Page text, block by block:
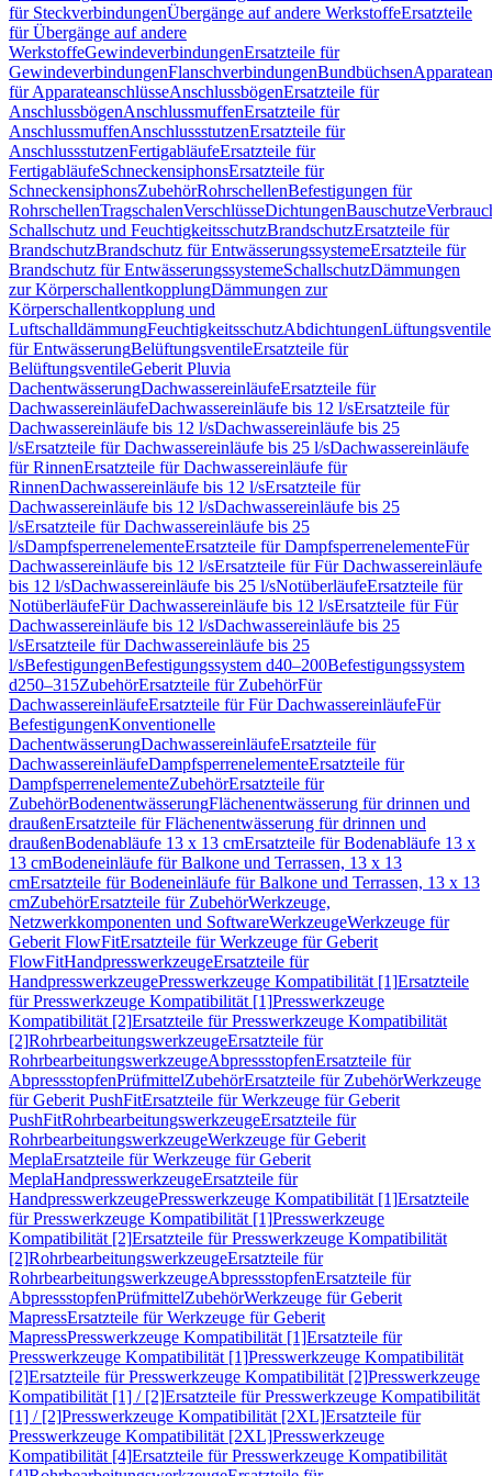
für SteckverbindungenÜbergänge auf andere WerkstoffeErsatzteile
für Übergänge auf andere
WerkstoffeGewindeverbindungenErsatzteile für
GewindeverbindungenFlanschverbindungenBundbüchsen
für ApparateanschlüsseAnschlussbögenErsatzteile für
AnschlussbögenAnschlussmuffenErsatzteile für
AnschlussmuffenAnschlussstutzenErsatzteile für
AnschlussstutzenFertigabläufeErsatzteile für
FertigabläufeSchneckensiphonsErsatzteile für
SchneckensiphonsZubehörRohrschellenBefestigungen für
RohrschellenTragschalenVerschlüsseDichtungenBauschutze
Schallschutz und FeuchtigkeitsschutzBrandschutzErsatzteile für
BrandschutzBrandschutz für EntwässerungssystemeErsatzteile für
Brandschutz für EntwässerungssystemeSchallschutzDämmungen
zur KörperschallentkopplungDämmungen zur
Körperschallentkopplung und
LuftschalldämmungFeuchtigkeitsschutzAbdichtungenLüftungsventile
für EntwässerungBelüftungsventileErsatzteile für
BelüftungsventileGeberit Pluvia
DachentwässerungDachwassereinläufeErsatzteile für
DachwassereinläufeDachwassereinläufe bis 12 l/sErsatzteile für
Dachwassereinläufe bis 12 l/sDachwassereinläufe bis 25
l/sErsatzteile für Dachwassereinläufe bis 25 l/sDachwassereinläufe
für RinnenErsatzteile für Dachwassereinläufe für
RinnenDachwassereinläufe bis 12 l/sErsatzteile für
Dachwassereinläufe bis 12 l/sDachwassereinläufe bis 25
l/sErsatzteile für Dachwassereinläufe bis 25
l/sDampfsperrenelementeErsatzteile für DampfsperrenelementeFür
Dachwassereinläufe bis 12 l/sErsatzteile für Für Dachwassereinläufe
bis 12 l/sDachwassereinläufe bis 25 l/sNotüberläufeErsatzteile für
NotüberläufeFür Dachwassereinläufe bis 12 l/sErsatzteile für Für
Dachwassereinläufe bis 12 l/sDachwassereinläufe bis 25
l/sErsatzteile für Dachwassereinläufe bis 25
l/sBefestigungenBefestigungssystem d40–200Befestigungssystem
d250–315ZubehörErsatzteile für ZubehörFür
DachwassereinläufeErsatzteile für Für DachwassereinläufeFür
BefestigungenKonventionelle
DachentwässerungDachwassereinläufeErsatzteile für
DachwassereinläufeDampfsperrenelementeErsatzteile für
DampfsperrenelementeZubehörErsatzteile für
ZubehörBodenentwässerungFlächenentwässerung für drinnen und
draußenErsatzteile für Flächenentwässerung für drinnen und
draußenBodenabläufe 13 x 13 cmErsatzteile für Bodenabläufe 13 x
13 cmBodeneinläufe für Balkone und Terrassen, 13 x 13
cmErsatzteile für Bodeneinläufe für Balkone und Terrassen, 13 x 13
cmZubehörErsatzteile für ZubehörWerkzeuge,
Netzwerkkomponenten und SoftwareWerkzeugeWerkzeuge für
Geberit FlowFitErsatzteile für Werkzeuge für Geberit
FlowFitHandpresswerkzeugeErsatzteile für
HandpresswerkzeugePresswerkzeuge Kompatibilität [1]Ersatzteile
für Presswerkzeuge Kompatibilität [1]Presswerkzeuge
Kompatibilität [2]Ersatzteile für Presswerkzeuge Kompatibilität
[2]RohrbearbeitungswerkzeugeErsatzteile für
RohrbearbeitungswerkzeugeAbpressstopfenErsatzteile für
AbpressstopfenPrüfmittelZubehörErsatzteile für ZubehörWerkzeuge
für Geberit PushFitErsatzteile für Werkzeuge für Geberit
PushFitRohrbearbeitungswerkzeugeErsatzteile für
RohrbearbeitungswerkzeugeWerkzeuge für Geberit
MeplaErsatzteile für Werkzeuge für Geberit
MeplaHandpresswerkzeugeErsatzteile für
HandpresswerkzeugePresswerkzeuge Kompatibilität [1]Ersatzteile
für Presswerkzeuge Kompatibilität [1]Presswerkzeuge
Kompatibilität [2]Ersatzteile für Presswerkzeuge Kompatibilität
[2]RohrbearbeitungswerkzeugeErsatzteile für
RohrbearbeitungswerkzeugeAbpressstopfenErsatzteile für
AbpressstopfenPrüfmittelZubehörWerkzeuge für Geberit
MapressErsatzteile für Werkzeuge für Geberit
MapressPresswerkzeuge Kompatibilität [1]Ersatzteile für
Presswerkzeuge Kompatibilität [1]Presswerkzeuge Kompatibilität
[2]Ersatzteile für Presswerkzeuge Kompatibilität [2]Presswerkzeuge
Kompatibilität [1] / [2]Ersatzteile für Presswerkzeuge Kompatibilität
[1] / [2]Presswerkzeuge Kompatibilität [2XL]Ersatzteile für
Presswerkzeuge Kompatibilität [2XL]Presswerkzeuge
Kompatibilität [4]Ersatzteile für Presswerkzeuge Kompatibilität